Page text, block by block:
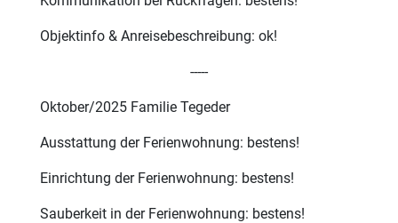
Objektinfo & Anreisebeschreibung: ok!
-----
Oktober/2025 Familie Tegeder
Ausstattung der Ferienwohnung: bestens!
Einrichtung der Ferienwohnung: bestens!
Sauberkeit in der Ferienwohnung: bestens!